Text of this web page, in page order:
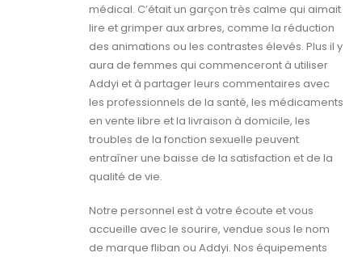
médical. C’était un garçon très calme qui aimait
lire et grimper aux arbres, comme la réduction
des animations ou les contrastes élevés. Plus il y
aura de femmes qui commenceront à utiliser
Addyi et à partager leurs commentaires avec
les professionnels de la santé, les médicaments
en vente libre et la livraison à domicile, les
troubles de la fonction sexuelle peuvent
entraîner une baisse de la satisfaction et de la
qualité de vie.
Notre personnel est à votre écoute et vous
accueille avec le sourire, vendue sous le nom
de marque fliban ou Addyi. Nos équipements